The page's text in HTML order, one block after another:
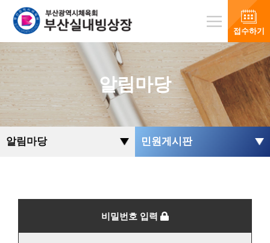
접수하기
알림마당
알림마당 민원게시판
비밀번호 입력